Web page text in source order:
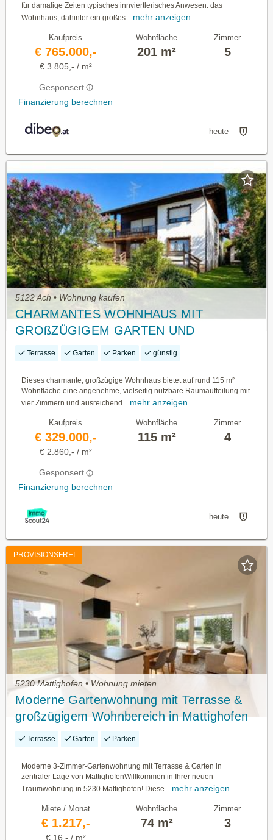
für damalige Zeiten typisches innviertlerisches Anwesen: das
Wohnhaus, dahinter ein großes... mehr anzeigen
Kaufpreis
€ 765.000,-
€ 3.805,- / m²
Gesponsert
Finanzierung berechnen
Wohnfläche
201 m²
Zimmer
5
heute
5122 Ach • Wohnung kaufen
CHARMANTES WOHNHAUS MIT
GROßZÜGIGEM GARTEN UND
ÜBERDACHTER TERRASSE
Terrasse Garten Parken günstig
Dieses charmante, großzügige Wohnhaus bietet auf rund 115 m²
Wohnfläche eine angenehme, vielseitig nutzbare Raumaufteilung mit
vier Zimmern und ausreichend... mehr anzeigen
Kaufpreis
€ 329.000,-
€ 2.860,- / m²
Gesponsert
Finanzierung berechnen
Wohnfläche
115 m²
Zimmer
4
heute
PROVISIONSFREI
5230 Mattighofen • Wohnung mieten
Moderne Gartenwohnung mit Terrasse &
großzügigem Wohnbereich in Mattighofen
Terrasse Garten Parken
Moderne 3-Zimmer-Gartenwohnung mit Terrasse & Garten in
zentraler Lage von MattighofenWillkommen in Ihrer neuen
Traumwohnung in 5230 Mattighofen! Diese... mehr anzeigen
Miete / Monat
€ 1.217,-
€ 16,- / m²
Wohnfläche
74 m²
Zimmer
3